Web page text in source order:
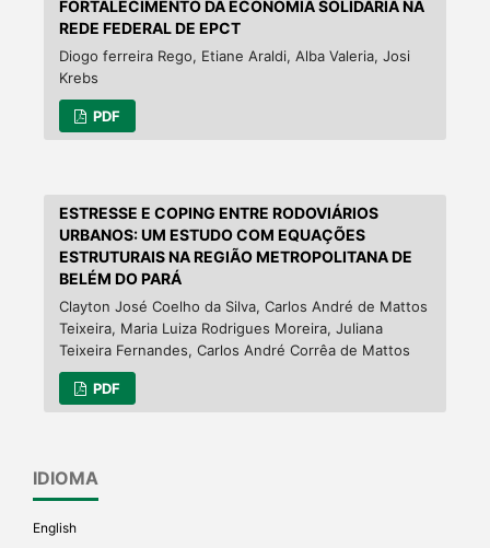
FORTALECIMENTO DA ECONOMIA SOLIDÁRIA NA
REDE FEDERAL DE EPCT
Diogo ferreira Rego, Etiane Araldi, Alba Valeria, Josi
Krebs
PDF
ESTRESSE E COPING ENTRE RODOVIÁRIOS
URBANOS: UM ESTUDO COM EQUAÇÕES
ESTRUTURAIS NA REGIÃO METROPOLITANA DE
BELÉM DO PARÁ
Clayton José Coelho da Silva, Carlos André de Mattos
Teixeira, Maria Luiza Rodrigues Moreira, Juliana
Teixeira Fernandes, Carlos André Corrêa de Mattos
PDF
IDIOMA
English